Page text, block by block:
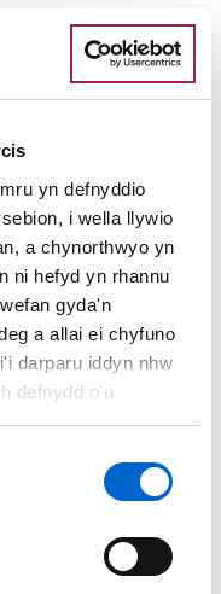
yn defnyddio
i wella llywio
a chynorthwyo yn
ni hefyd yn rhannu
gyda'n
a allai ei chyfuno
darparu iddyn nhw
defnydd o'u
Llwybr Arfordir